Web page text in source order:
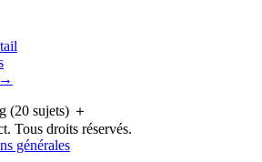
→
(20 sujets) ＋
Tous droits réservés.
générales